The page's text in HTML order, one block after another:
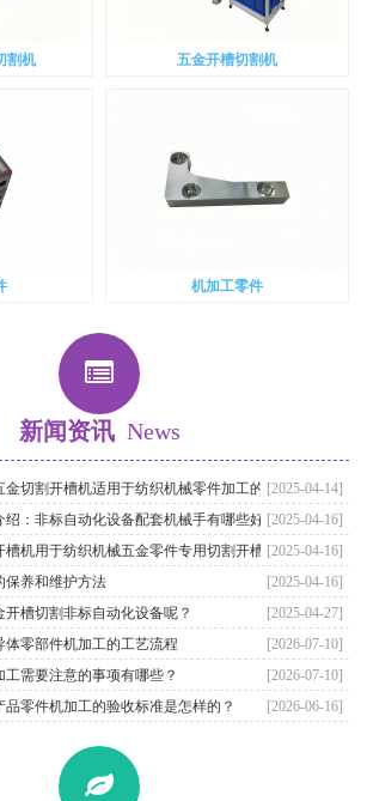
割机 五金开槽切割机
机加工零件
新闻资讯 News
[2025-04-14]
金切割开槽机适用于纺织机械零件加工的特点
[2025-04-16]
绍：非标自动化设备配套机械手有哪些好处？
[2025-04-16]
机用于纺织机械五金零件专用切割开槽
[2025-04-16]
保养和维护方法
[2025-04-27]
槽切割非标自动化设备呢？
[2026-07-10]
体零部件机加工的工艺流程
[2026-07-10]
需要注意的事项有哪些？
[2026-06-16]
零件机加工的验收标准是怎样的？